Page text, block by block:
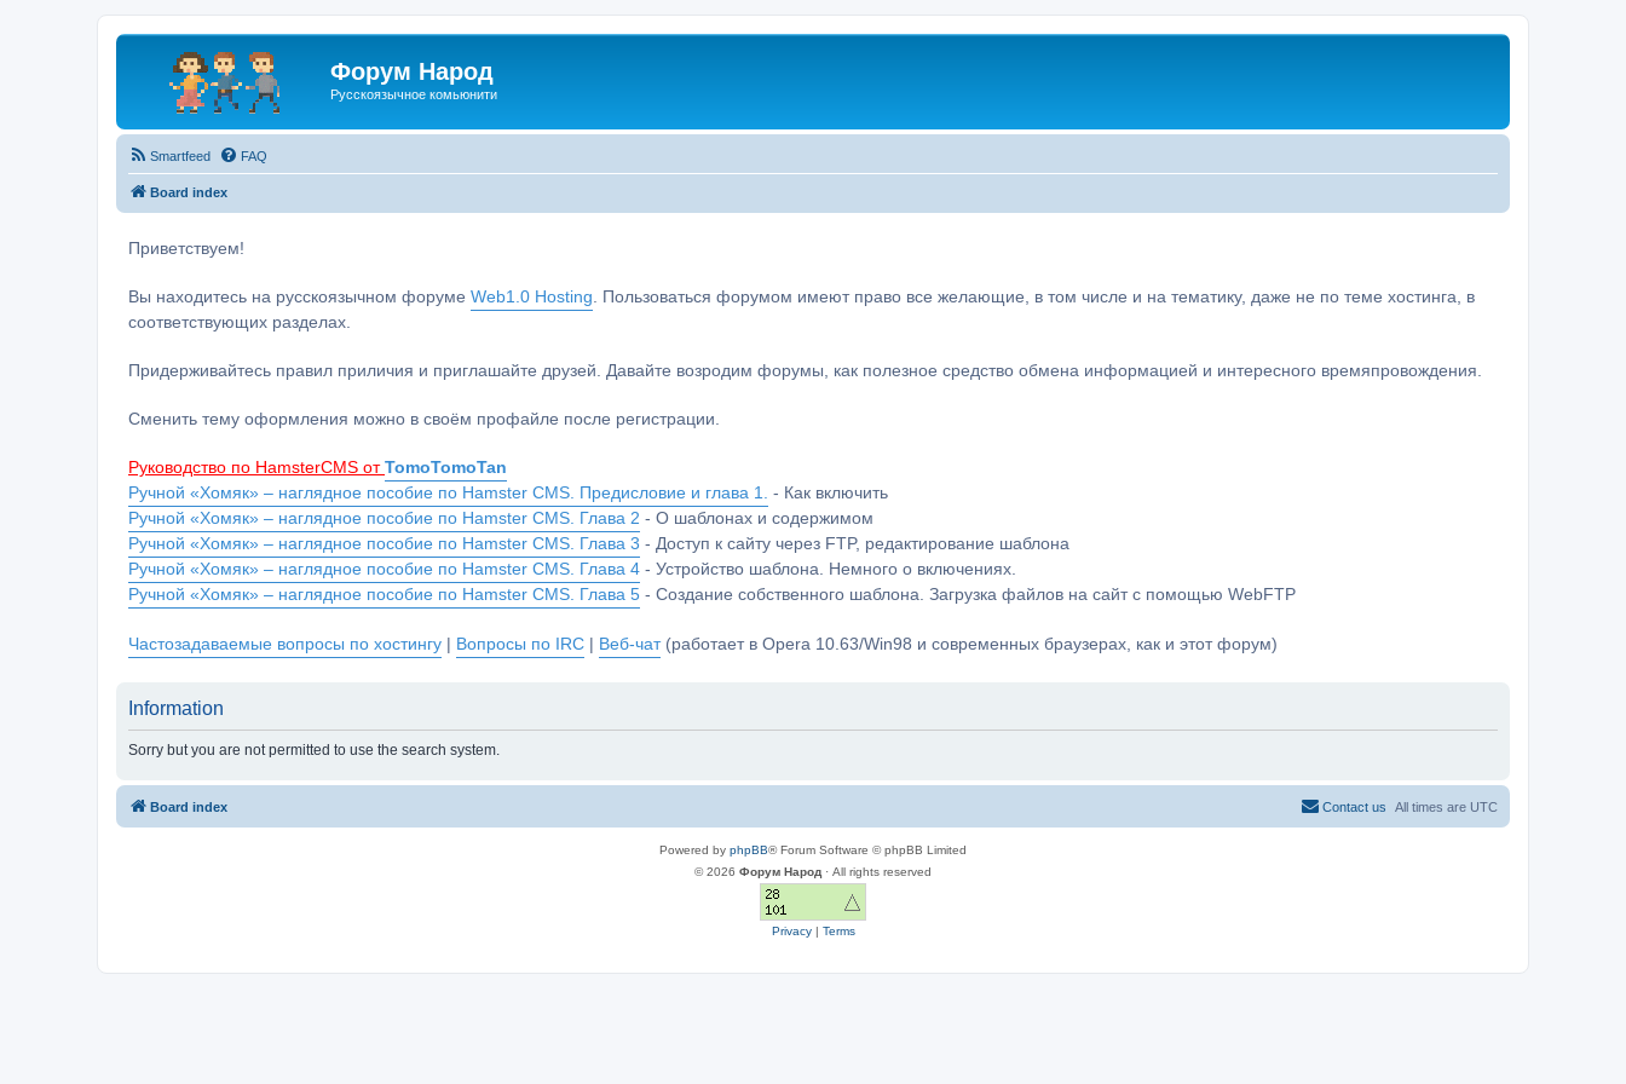
Форум Народ
Русскоязычное комьюнити
Smartfeed FAQ
Board index
Приветствуем!
Вы находитесь на русскоязычном форуме Web1.0 Hosting . Пользоваться форумом имеют право все желающие, в том числе и на тематику, даже не по теме хостинга, в
соответствующих разделах.
Придерживайтесь правил приличия и приглашайте друзей. Давайте возродим форумы, как полезное средство обмена информацией и интересного времяпровождения.
Сменить тему оформления можно в своём профайле после регистрации.
Руководство по HamsterCMS от TomoTomoTan
Ручной «Хомяк» – наглядное пособие по Hamster CMS. Предисловие и глава 1.
- Как включить
Ручной «Хомяк» – наглядное пособие по Hamster CMS. Глава 2 - О шаблонах и содержимом
Ручной «Хомяк» – наглядное пособие по Hamster CMS. Глава 3 - Доступ к сайту через FTP, редактирование шаблона
Ручной «Хомяк» – наглядное пособие по Hamster CMS. Глава 4 - Устройство шаблона. Немного о включениях.
Ручной «Хомяк» – наглядное пособие по Hamster CMS. Глава 5 - Создание собственного шаблона. Загрузка файлов на сайт с помощью WebFTP
Частозадаваемые вопросы по хостингу | Вопросы по IRC | Веб-чат(работает в Opera 10.63/Win98 и современных браузерах, как и этот форум)
Information
Sorry but you are not permitted to use the search system.
Board index All times are UTC
Contact us
Powered by phpBB® Forum Software © phpBB Limited
© 2026 Форум Народ · All rights reserved
Privacy| Terms